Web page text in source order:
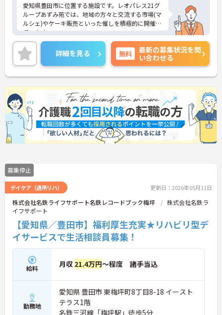
愛知県豊田市に位置する施設です。レオパレス21グ
ループあずみ苑では、地域の方々と交流する市場(マ
ルシェ)やケーキ販売といった催しを積極的に開催し
ています。
お取り引きのある企業様に特別ブースを出していた
だくなど多くの方のご協力に支えられての開催です
が、近隣住民の皆さんも多く参加され、あずみ苑と
の地域交流が進んでいるんですよ。
日勤のみの勤務で、希望休も考慮してもらえるため
ワークライフバランスを重視した働き方ができま
す。利用者に寄り添いながらゆったりとした介護を
提供できる環境です。
ご興味をお持ちの方には詳細の情報や面接のポイン
トをお伝えしますので、お気軽にお問い合わせくだ
さいませ。
詳細を見る 無料
最新の募集状況を問
い合わせる
募集停止
デイケア（通所リハ） 更新日：2026年05月11日
株式会社名鉄ライフサポート名鉄レコードブック梅坪
株式会社名鉄ラ
イフサポート
【愛知県／豊田市】福利厚生充実★リハビリ型デ
イサービスで生活相談員募集！
給料 月収 21.4万円～程度 諸手当込
勤務地
愛知県 豊田市 東梅坪町8丁目8-18 イースト
テラス1階
名鉄三河線「梅坪駅」徒歩5分